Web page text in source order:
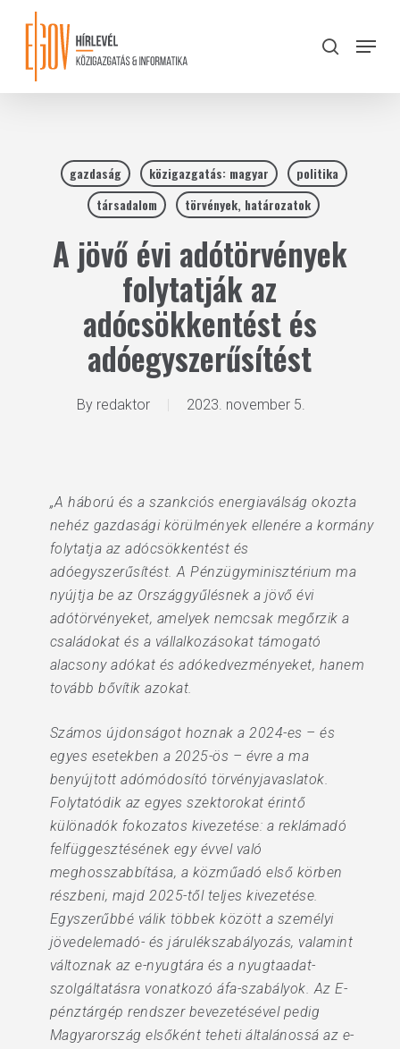
content
search
Menu
gazdaság közigazgatás: magyar
politika
társadalom
törvények, határozatok
A jövő évi adótörvények
folytatják az
adócsökkentést és
adóegyszerűsítést
By redaktor 2023. november 5.
„A háború és a szankciós energiaválság okozta
nehéz gazdasági körülmények ellenére a kormány
folytatja az adócsökkentést és
adóegyszerűsítést. A Pénzügyminisztérium ma
nyújtja be az Országgyűlésnek a jövő évi
adótörvényeket, amelyek nemcsak megőrzik a
családokat és a vállalkozásokat támogató
alacsony adókat és adókedvezményeket, hanem
tovább bővítik azokat.
Számos újdonságot hoznak a 2024-es – és
egyes esetekben a 2025-ös – évre a ma
benyújtott adómódosító törvényjavaslatok.
Folytatódik az egyes szektorokat érintő
különadók fokozatos kivezetése: a reklámadó
felfüggesztésének egy évvel való
meghosszabbítása, a közműadó első körben
részbeni, majd 2025-től teljes kivezetése.
Egyszerűbbé válik többek között a személyi
jövedelemadó- és járulékszabályozás, valamint
változnak az e-nyugtára és a nyugtaadat-
szolgáltatásra vonatkozó áfa-szabályok. Az E-
pénztárgép rendszer bevezetésével pedig
Magyarország elsőként teheti általánossá az e-
Close